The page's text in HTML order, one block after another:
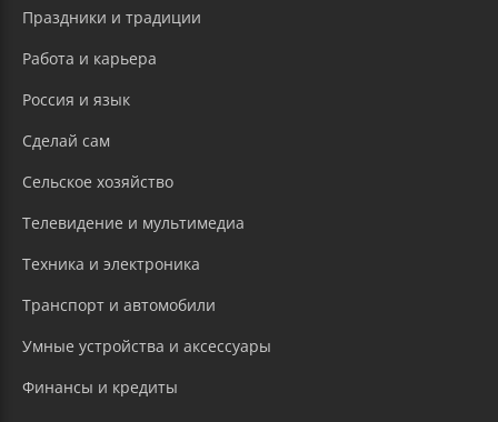
Праздники и традиции
Работа и карьера
Россия и язык
Сделай сам
Сельское хозяйство
Телевидение и мультимедиа
Техника и электроника
Транспорт и автомобили
Умные устройства и аксессуары
Финансы и кредиты